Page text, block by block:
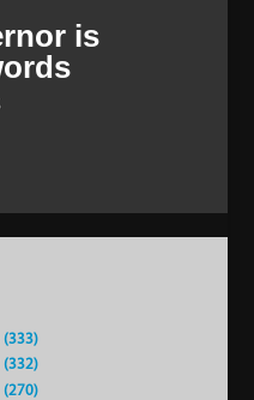
is
(333)
(332)
(270)